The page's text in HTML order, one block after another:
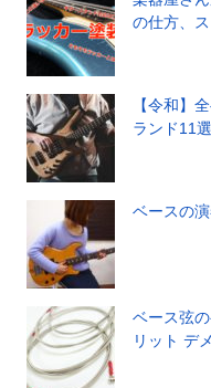
の仕方、
【令和】
ランド11選
ベースの
ベース弦
リット デ